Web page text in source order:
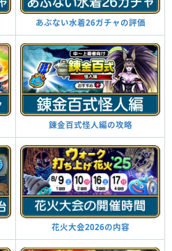
あぶない水着26ガチャの評価
錬金百式怪人編の攻略
花火大会2026の内容